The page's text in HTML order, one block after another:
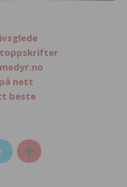
på nett
beste